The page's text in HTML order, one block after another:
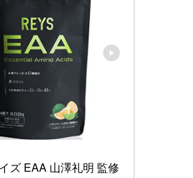
ズ EAA 山澤礼明 監修